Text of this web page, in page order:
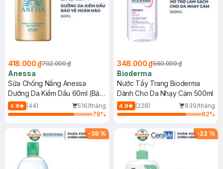
418.000 ₫702.000 ₫
Anessa
Sữa Chống Nắng Anessa
Dưỡng Da Kiềm Dầu 60ml (Bản
Mới)
4.9 (44)
516/tháng
78%
348.000 ₫560.000 ₫
Bioderma
Nước Tẩy Trang Bioderma
Dành Cho Da Nhạy Cảm 500ml
4.9 (228)
839/tháng
82%
-38 % -22 %